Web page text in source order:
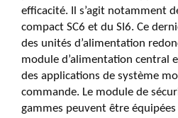
efficacité. Il s’agit notamment
compact SC6 et du SI6. Ce
des unités d’alimentation
module d’alimentation central
des applications de système
commande. Le module de
gammes peuvent être